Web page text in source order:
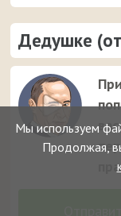
Дедушке
Мы используем
Продолжая,